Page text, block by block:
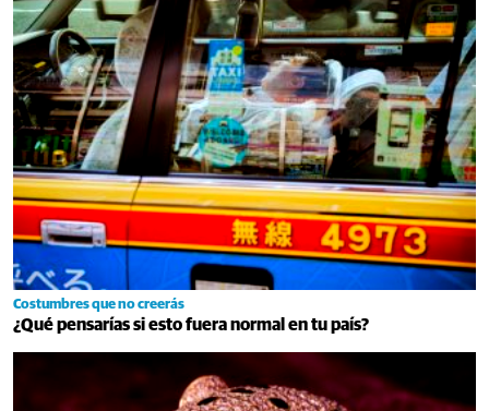
Costumbres que no creerás
¿Qué pensarías si esto fuera normal en tu país?